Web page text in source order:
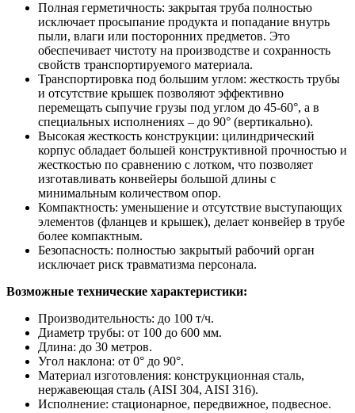
Полная герметичность: закрытая труба полностью
исключает просыпание продукта и попадание внутрь
пыли, влаги или посторонних предметов. Это
обеспечивает чистоту на производстве и сохранность
свойств транспортируемого материала.
Транспортировка под большим углом: жесткость трубы
и отсутствие крышек позволяют эффективно
перемещать сыпучие грузы под углом до 45-60°, а в
специальных исполнениях – до 90° (вертикально).
Высокая жесткость конструкции: цилиндрический
корпус обладает большей конструктивной прочностью и
жесткостью по сравнению с лотком, что позволяет
изготавливать конвейеры большой длины с
минимальным количеством опор.
Компактность: уменьшение и отсутствие выступающих
элементов (фланцев и крышек), делает конвейер в трубе
более компактным.
Безопасность: полностью закрытый рабочий орган
исключает риск травматизма персонала.
Возможные технические характеристики:
Производительность: до 100 т/ч.
Диаметр трубы: от 100 до 600 мм.
Длина: до 30 метров.
Угол наклона: от 0° до 90°.
Материал изготовления: конструкционная сталь,
нержавеющая сталь (AISI 304, AISI 316).
Исполнение: стационарное, передвижное, подвесное.